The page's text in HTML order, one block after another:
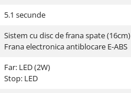
5.1 secunde
Sistem cu disc de frana spate (16cm)
Frana electronica antiblocare E-ABS
Far: LED (2W)
Stop: LED